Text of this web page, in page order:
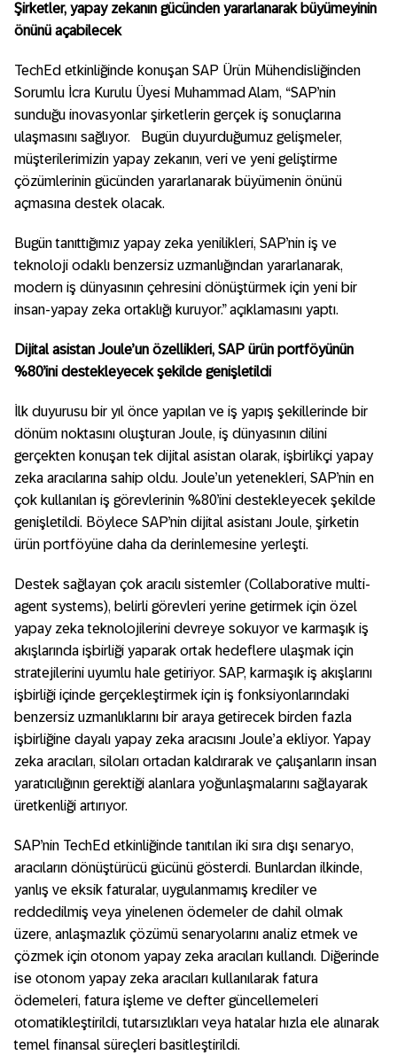
Şirketler, yapay zekanın gücünden yararlanarak büyümeyinin
önünü açabilecek
TechEd etkinliğinde konuşan SAP Ürün Mühendisliğinden
Sorumlu İcra Kurulu Üyesi Muhammad Alam, “SAP’nin
sunduğu inovasyonlar şirketlerin gerçek iş sonuçlarına
ulaşmasını sağlıyor.
Bugün duyurduğumuz gelişmeler,
müşterilerimizin yapay zekanın, veri ve yeni geliştirme
çözümlerinin gücünden yararlanarak büyümenin önünü
açmasına destek olacak.
Bugün tanıttığımız yapay zeka yenilikleri, SAP’nin iş ve
teknoloji odaklı benzersiz uzmanlığından yararlanarak,
modern iş dünyasının çehresini dönüştürmek için yeni bir
insan-yapay zeka ortaklığı kuruyor.” açıklamasını yaptı.
Dijital asistan Joule’un özellikleri, SAP ürün portföyünün
%80’ini destekleyecek şekilde genişletildi
İlk duyurusu bir yıl önce yapılan ve iş yapış şekillerinde bir
dönüm noktasını oluşturan Joule, iş dünyasının dilini
gerçekten konuşan tek dijital asistan olarak, işbirlikçi yapay
zeka aracılarına sahip oldu. Joule’un yetenekleri, SAP’nin en
çok kullanılan iş görevlerinin %80’ini destekleyecek şekilde
genişletildi. Böylece SAP’nin dijital asistanı Joule, şirketin
ürün portföyüne daha da derinlemesine yerleşti.
Destek sağlayan çok aracılı sistemler (Collaborative multi-
agent systems), belirli görevleri yerine getirmek için özel
yapay zeka teknolojilerini devreye sokuyor ve karmaşık iş
akışlarında işbirliği yaparak ortak hedeflere ulaşmak için
stratejilerini uyumlu hale getiriyor. SAP, karmaşık iş akışlarını
işbirliği içinde gerçekleştirmek için iş fonksiyonlarındaki
benzersiz uzmanlıklarını bir araya getirecek birden fazla
işbirliğine dayalı yapay zeka aracısını Joule’a ekliyor. Yapay
zeka aracıları, siloları ortadan kaldırarak ve çalışanların insan
yaratıcılığının gerektiği alanlara yoğunlaşmalarını sağlayarak
üretkenliği artırıyor.
SAP’nin TechEd etkinliğinde tanıtılan iki sıra dışı senaryo,
aracıların dönüştürücü gücünü gösterdi. Bunlardan ilkinde,
yanlış ve eksik faturalar, uygulanmamış krediler ve
reddedilmiş veya yinelenen ödemeler de dahil olmak
üzere, anlaşmazlık çözümü senaryolarını analiz etmek ve
çözmek için otonom yapay zeka aracıları kullandı. Diğerinde
ise otonom yapay zeka aracıları kullanılarak fatura
ödemeleri, fatura işleme ve defter güncellemeleri
otomatikleştirildi, tutarsızlıkları veya hatalar hızla ele alınarak
temel finansal süreçleri basitleştirildi.